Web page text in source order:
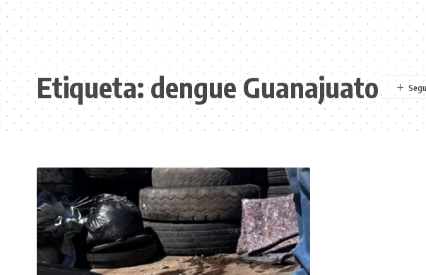
Etiqueta:dengue Guanajuato